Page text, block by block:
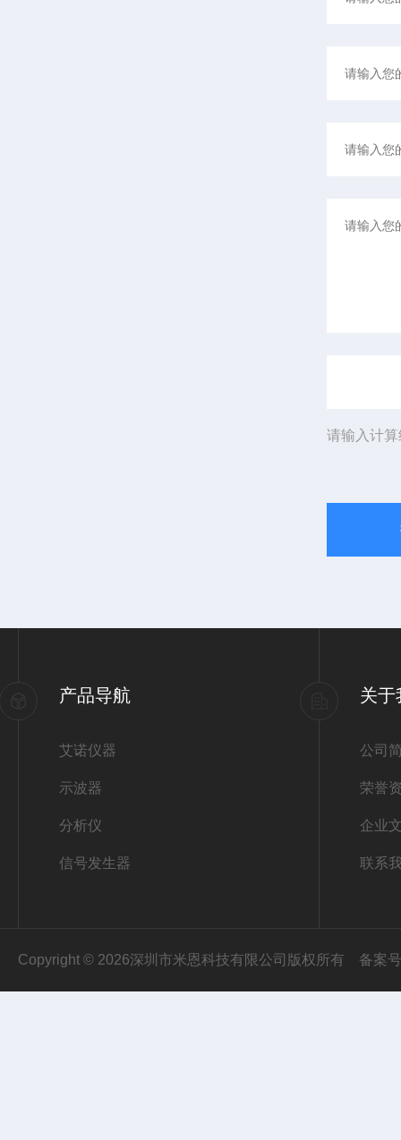
请输入计
产品导航
艾诺仪器
示波器
分析仪
信号发生器
关于
公司
荣誉
企业
联系
Copyright © 2026深圳市米恩科技有限公司版权所有 备案